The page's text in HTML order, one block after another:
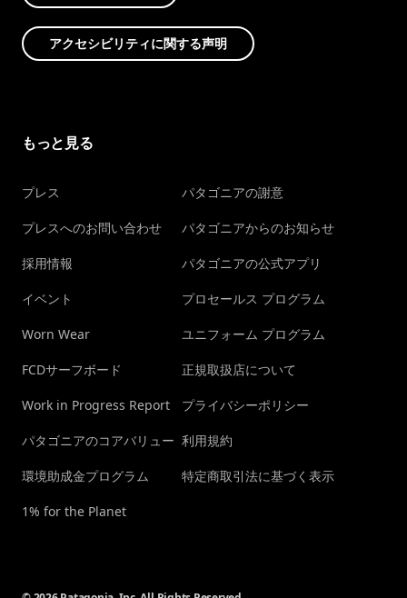
アクセシビリティに関する声明
もっと見る
プレス
プレスへのお問い合わせ
採用情報
イベント
Worn Wear
FCDサーフボード
Work in Progress Report
パタゴニアのコアバリュー
環境助成金プログラム
1% for the Planet
パタゴニアの謝意
パタゴニアからのお知らせ
パタゴニアの公式アプリ
プロセールス プログラム
ユニフォーム プログラム
正規取扱店について
プライバシーポリシー
利用規約
特定商取引法に基づく表示